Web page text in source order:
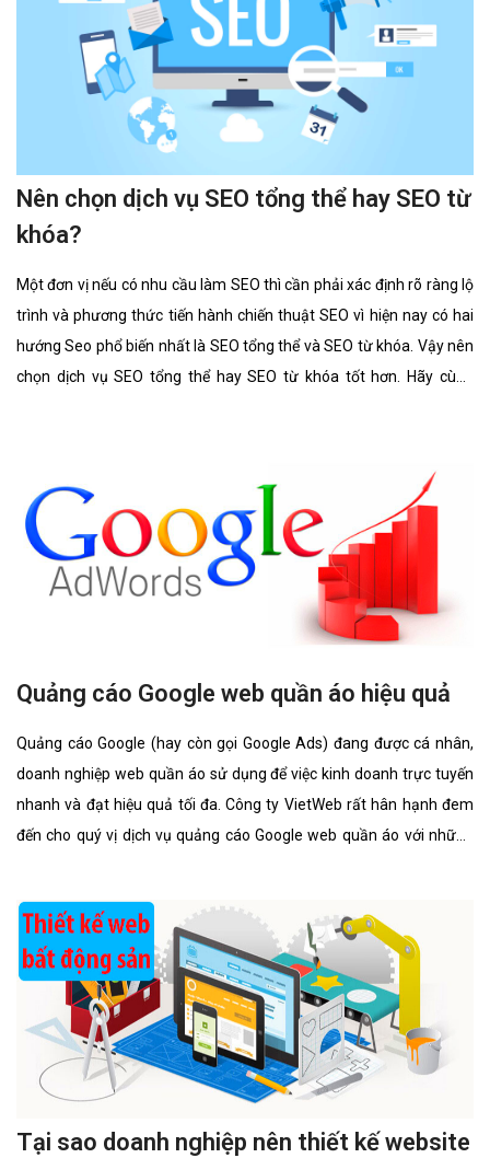
Nên chọn dịch vụ SEO tổng thể hay SEO từ
khóa?
Một đơn vị nếu có nhu cầu làm SEO thì cần phải xác định rõ ràng lộ
trình và phương thức tiến hành chiến thuật SEO vì hiện nay có hai
hướng Seo phổ biến nhất là SEO tổng thể và SEO từ khóa. Vậy nên
chọn dịch vụ SEO tổng thể hay SEO từ khóa tốt hơn. Hãy cùng
Quảng cáo Google web quần áo hiệu quả
Quảng cáo Google (hay còn gọi Google Ads) đang được cá nhân,
doanh nghiệp web quần áo sử dụng để việc kinh doanh trực tuyến
nhanh và đạt hiệu quả tối đa. Công ty VietWeb rất hân hạnh đem
đến cho quý vị dịch vụ quảng cáo Google web quần áo với những
Tại sao doanh nghiệp nên thiết kế website